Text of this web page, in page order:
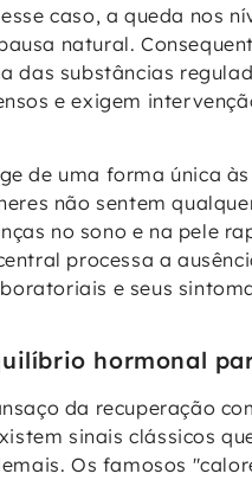
caso, a queda nos
natural.
das substâncias
e exigem
de uma forma única
não sentem
no sono e na pele
processa a
e seus
hormonal
da recuperação
sinais clássicos
Os famosos